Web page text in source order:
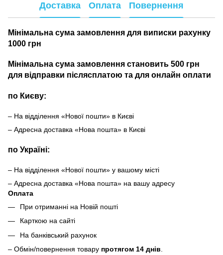
Доставка Оплата Повернення
Мінімальна сума замовлення для виписки рахунку
1000 грн
Мінімальна сума замовлення становить 500 грн
для відправки післясплатою та для онлайн оплати
по Києву:
– На відділення «Нової пошти» в Києві
– Адресна доставка «Нова пошта» в Києві
по Україні:
– На відділення «Нової пошти» у вашому місті
– Адресна доставка «Нова пошта» на вашу адресу
Оплата
При отриманні на Новій пошті
Карткою на сайті
На банківський рахунок
– Обмін/повернення товару протягом 14 днів